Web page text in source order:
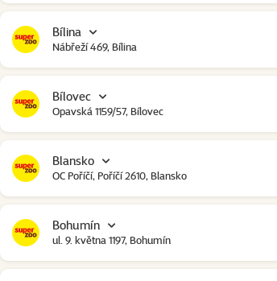
Bílina
Nábřeží 469, Bílina
Bílovec
Opavská 1159/57, Bílovec
Blansko
OC Poříčí, Poříčí 2610, Blansko
Bohumín
ul. 9. května 1197, Bohumín